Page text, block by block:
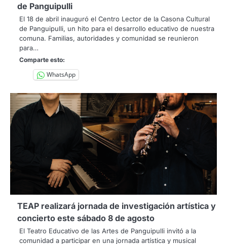
de Panguipulli
El 18 de abril inauguró el Centro Lector de la Casona Cultural
de Panguipulli, un hito para el desarrollo educativo de nuestra
comuna. Familias, autoridades y comunidad se reunieron
para…
Comparte esto:
WhatsApp
TEAP realizará jornada de investigación artística y
concierto este sábado 8 de agosto
El Teatro Educativo de las Artes de Panguipulli invitó a la
comunidad a participar en una jornada artística y musical